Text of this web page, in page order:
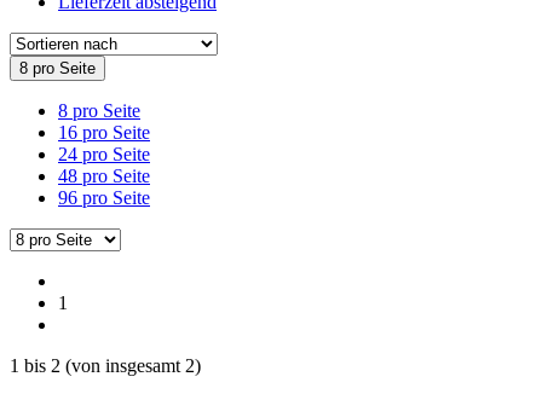
8 pro Seite
8 pro Seite
16 pro Seite
24 pro Seite
48 pro Seite
96 pro Seite
1
1 bis 2 (von insgesamt 2)